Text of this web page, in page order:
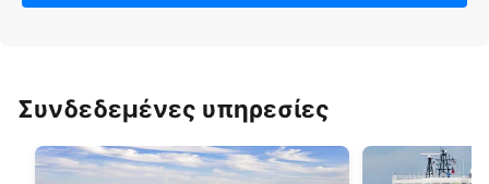
Συνδεδεμένες υπηρεσίες